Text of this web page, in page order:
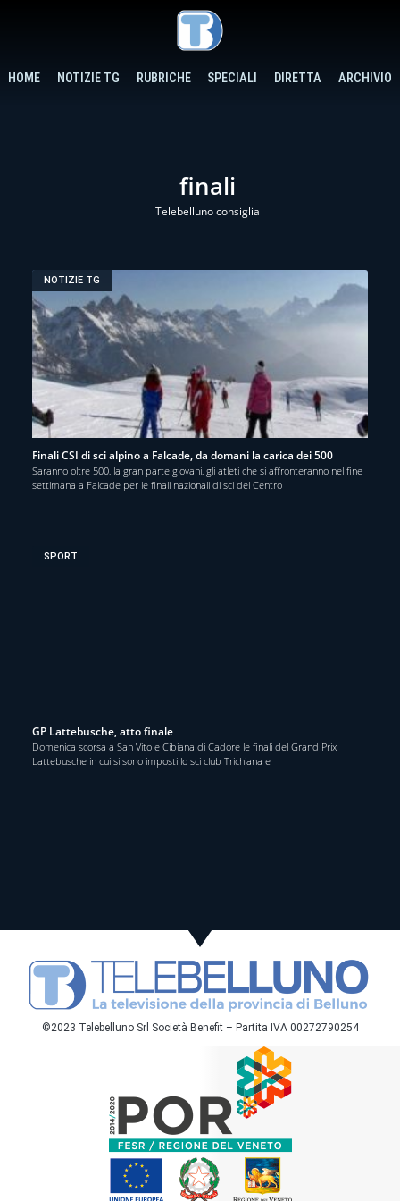
HOME NOTIZIE TG RUBRICHE SPECIALI DIRETTA ARCHIVIO
finali
Telebelluno consiglia
NOTIZIE TG
Finali CSI di sci alpino a Falcade, da domani la carica dei 500
Saranno oltre 500, la gran parte giovani, gli atleti che si affronteranno nel fine
settimana a Falcade per le finali nazionali di sci del Centro
SPORT
GP Lattebusche, atto finale
Domenica scorsa a San Vito e Cibiana di Cadore le finali del Grand Prix
Lattebusche in cui si sono imposti lo sci club Trichiana e
©2023 Telebelluno Srl Società Benefit – Partita IVA 00272790254